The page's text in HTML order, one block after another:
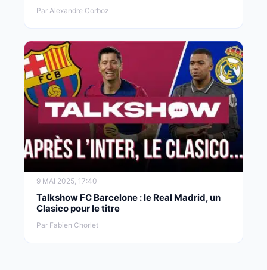
Par Alexandre Corboz
9 MAI 2025, 17:40
Talkshow FC Barcelone : le Real Madrid, un
Clasico pour le titre
Par Fabien Chorlet